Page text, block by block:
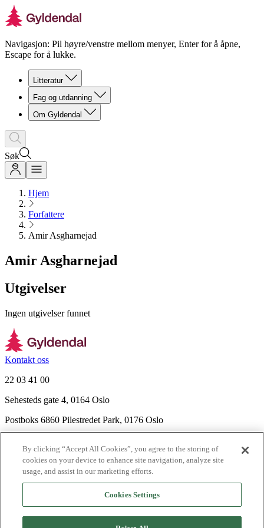
Navigasjon: Pil høyre/venstre mellom menyer, Enter for å åpne,
Escape for å lukke.
Litteratur
Fag og utdanning
Om Gyldendal
Søk
Hjem
Forfattere
Amir Asgharnejad
Amir Asgharnejad
Utgivelser
Ingen utgivelser funnet
Kontakt oss
22 03 41 00
Sehesteds gate 4, 0164 Oslo
Postboks 6860 Pilestredet Park, 0176 Oslo
Nyhetsbrev
Ledige stillinger
Send inn manus
By clicking “Accept All Cookies”, you agree to the storing of
cookies on your device to enhance site navigation, analyze site
usage, and assist in our marketing efforts.
Cookies Settings